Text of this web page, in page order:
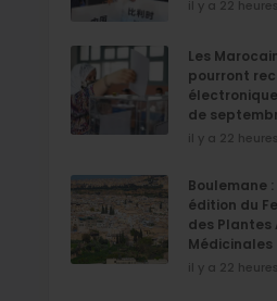
il y a 22
Les
pourront
de
il y a 22
Boulemane
édition du
des Plantes
Médicinales
il y a 22